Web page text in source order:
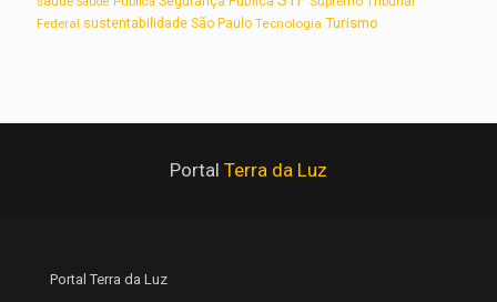
Federal sustentabilidade São Paulo Tecnologia Turismo
Portal Terra da Luz
Portal Terra da Luz